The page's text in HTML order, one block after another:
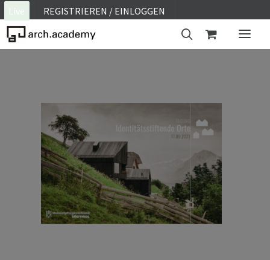
Live REGISTRIEREN / EINLOGGEN
E-LEARNING
FAQ
KONTAKT
KONTO